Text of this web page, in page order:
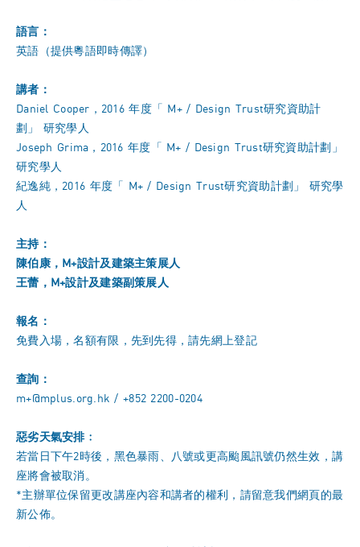
語言：
英語（提供粵語即時傳譯）
講者：
Daniel Cooper，2016 年度「 M+ / Design Trust研究資助計
劃」 研究學人
Joseph Grima，2016 年度「 M+ / Design Trust研究資助計劃」
研究學人
紀逸純，2016 年度「 M+ / Design Trust研究資助計劃」 研究學
人
主持：
陳伯康， M+設計及建築主策展人
王蕾， M+設計及建築副策展人
報名：
免費入場，名額有限，先到先得，請先網上登記
查詢：
m+@mplus.org.hk / +852 2200-0204
惡劣天氣安排﹕
若當日下午2時後，黑色暴雨、八號或更高颱風訊號仍然生效，講
座將會被取消。
*主辦單位保留更改講座內容和講者的權利，請留意我們網頁的最
新公佈。